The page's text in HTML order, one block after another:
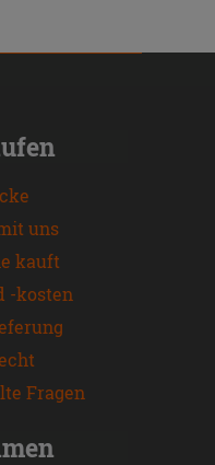
uns
kauft
-kosten
Fragen